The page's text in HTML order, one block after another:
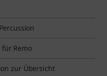
Remo
zur Übersicht